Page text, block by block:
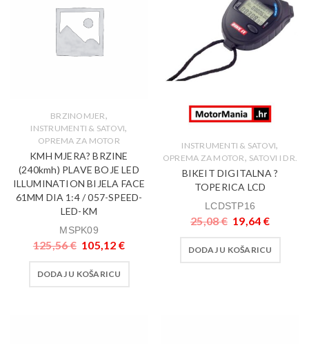
BRZINOMJER,
INSTRUMENTI & SATOVI,
OPREMA ZA MOTOR
KMH MJERA? BRZINE
(240kmh) PLAVE BOJE LED
ILLUMINATION BIJELA FACE
61MM DIA 1:4 / 057-SPEED-
LED-KM
MSPK09
125,56€ 105,12 €
DODAJ U KOŠARICU
INSTRUMENTI & SATOVI,
OPREMA ZA MOTOR, SATOVI I DR.
BIKEIT DIGITALNA ?
TOPERICA LCD
LCDSTP16
25,08€ 19,64 €
DODAJ U KOŠARICU